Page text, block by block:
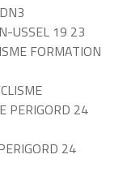
USSEL 19 23
FORMATION
PERIGORD 24
24